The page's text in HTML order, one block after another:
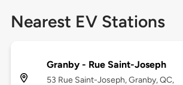
Nearest EV Stations
Granby - Rue Saint-Joseph
53 Rue Saint-Joseph, Granby, QC,